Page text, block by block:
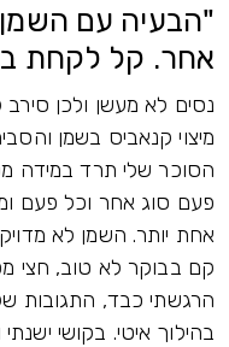
"הבעיה עם
אחר. קל לקחת
נסים לא מעשן ולכן
הסוכר שלי תרד במידה
פעם סוג אחר וכל פעם
אחת יותר. השמן לא
קם בבוקר לא טוב, חצי
הרגשתי כבד, התגובות
בהילוך איטי. בקושי